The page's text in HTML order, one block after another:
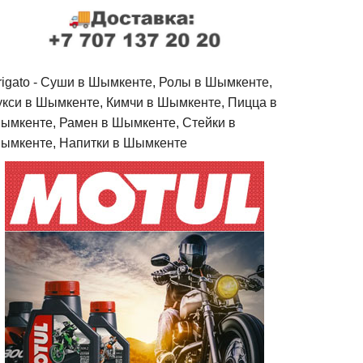
- Cуши в Шымкенте, Ролы в Шымкенте,
в Шымкенте, Кимчи в Шымкенте, Пицца в
Рамен в Шымкенте, Стейки в
Напитки в Шымкенте